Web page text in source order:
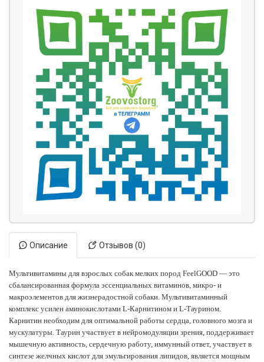
Описание Отзывов (0)
Мультивитамины для взрослых собак мелких пород FeelGOOD — это
сбалансированная формула эссенциальных витаминов, микро- и
макроэлементов для жизнерадостной собаки. Мультивитаминный
комплекс усилен аминокислотами L-Карнитином и L-Таурином.
Карнитин необходим для оптимальной работы сердца, головного мозга и
мускулатуры. Таурин участвует в нейромодуляции зрения, поддерживает
мышечную активность, сердечную работу, иммунный ответ, участвует в
синтезе желчных кислот для эмульгирования липидов, является мощным